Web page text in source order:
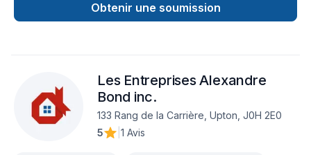
Notre équipe mise sur la confiance, la communication et la
qualité du travail pour livrer des résultats qui dépassent vos
Obtenir une soumission
Les Entreprises Alexandre
Bond inc.
133 Rang de la Carrière, Upton, J0H 2E0
5
1 Avis